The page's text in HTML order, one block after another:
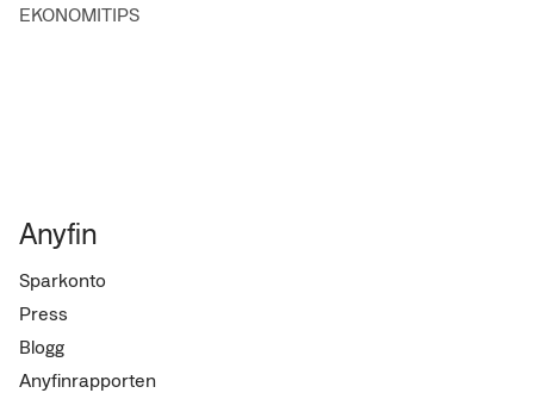
EKONOMITIPS
Anyfin
Sparkonto
Press
Blogg
Anyfinrapporten